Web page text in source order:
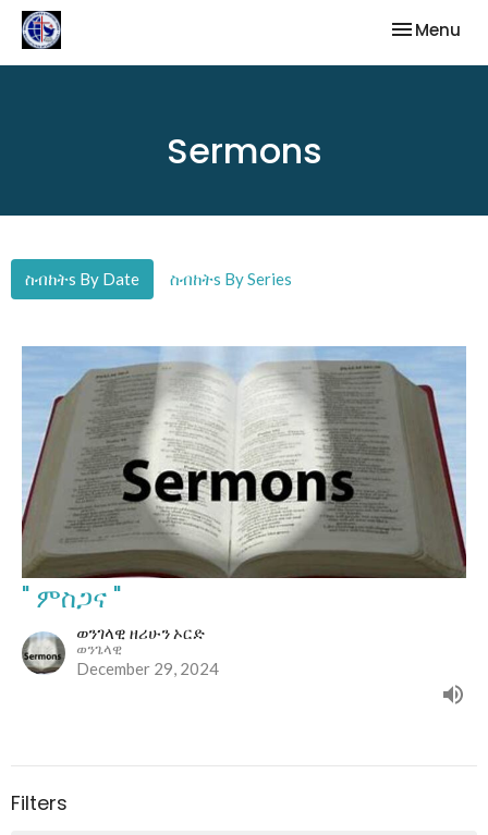
Toggle
Menu
Sermons
ስብከትs By Date ስብከትs By Series
" ምስጋና "
ወንገላዊ ዘሪሁን ኦርድ
ወንጌላዊ
December 29, 2024
Filters